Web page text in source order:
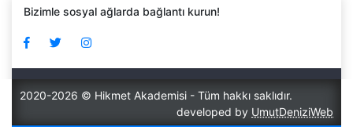
Bizimle sosyal ağlarda bağlantı kurun!
2020-2026 © Hikmet Akademisi - Tüm hakkı saklıdır.
developed by UmutDeniziWeb